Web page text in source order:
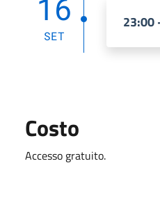
16
SET
23:00
Costo
Accesso gratuito.